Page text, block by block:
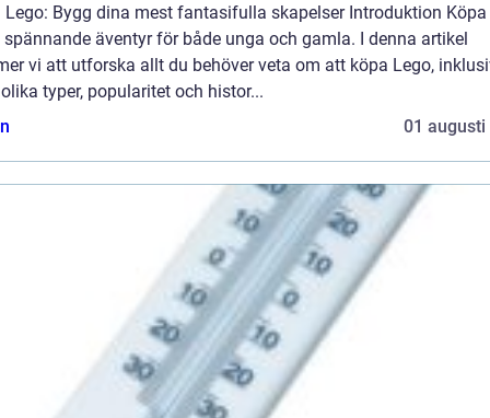
Lego: Bygg dina mest fantasifulla skapelser Introduktion Köpa
spännande äventyr för både unga och gamla. I denna artikel
vi att utforska allt du behöver veta om att köpa Lego,
typer, popularitet och histor...
01 augusti